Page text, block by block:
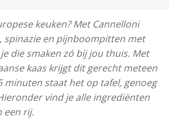
keuken? Met Cannelloni
spinazie en pijnboompitten met
die smaken zó bij jou thuis. Met
kaas krijgt dit gerecht meteen
minuten staat het op tafel, genoeg
vind je alle ingrediënten
een rij.